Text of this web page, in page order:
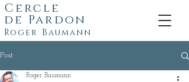
Cercle
de Pardon
Roger Baumann
Post
Roger Baumann